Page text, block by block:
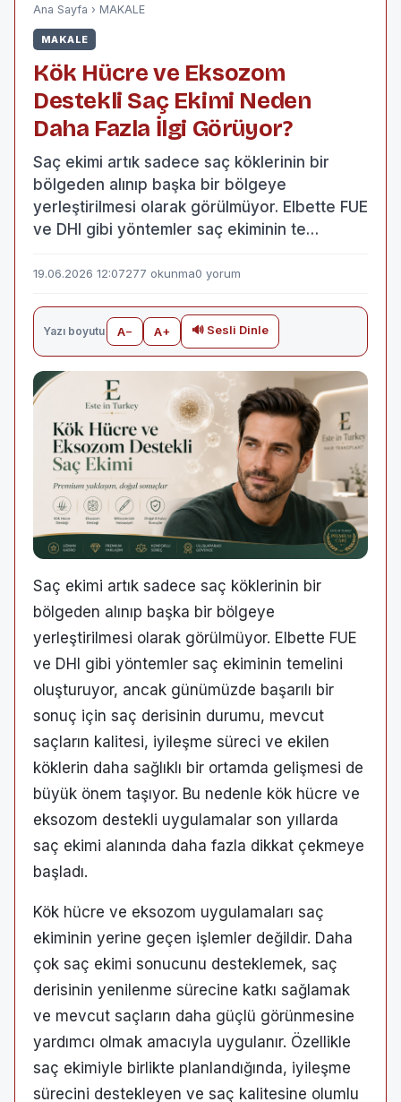
Ana Sayfa › MAKALE
MAKALE
Kök Hücre ve Eksozom
Destekli Saç Ekimi Neden
Daha Fazla İlgi Görüyor?
Saç ekimi artık sadece saç köklerinin bir
bölgeden alınıp başka bir bölgeye
yerleştirilmesi olarak görülmüyor. Elbette FUE
ve DHI gibi yöntemler saç ekiminin te…
19.06.2026 12:07277 okunma0 yorum
Yazı boyutu A− A+ 🔊 Sesli Dinle
Saç ekimi artık sadece saç köklerinin bir
bölgeden alınıp başka bir bölgeye
yerleştirilmesi olarak görülmüyor. Elbette FUE
ve DHI gibi yöntemler saç ekiminin temelini
oluşturuyor, ancak günümüzde başarılı bir
sonuç için saç derisinin durumu, mevcut
saçların kalitesi, iyileşme süreci ve ekilen
köklerin daha sağlıklı bir ortamda gelişmesi de
büyük önem taşıyor. Bu nedenle kök hücre ve
eksozom destekli uygulamalar son yıllarda
saç ekimi alanında daha fazla dikkat çekmeye
başladı.
Kök hücre ve eksozom uygulamaları saç
ekiminin yerine geçen işlemler değildir. Daha
çok saç ekimi sonucunu desteklemek, saç
derisinin yenilenme sürecine katkı sağlamak
ve mevcut saçların daha güçlü görünmesine
yardımcı olmak amacıyla uygulanır. Özellikle
saç ekimiyle birlikte planlandığında, iyileşme
sürecini destekleyen ve saç kalitesine olumlu